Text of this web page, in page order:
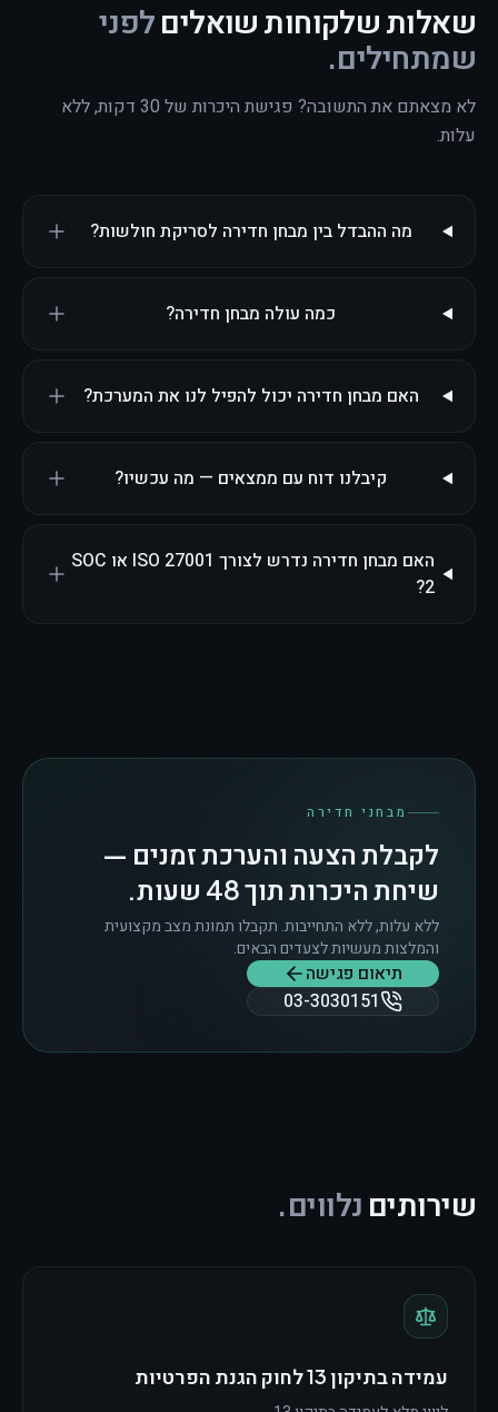
שאלות שלקוחות שואלים לפני
שמתחילים.
לא מצאתם את התשובה? פגישת היכרות של 30 דקות, ללא
עלות.
מה ההבדל בין מבחן חדירה לסריקת חולשות?
כמה עולה מבחן חדירה?
האם מבחן חדירה יכול להפיל לנו את המערכת?
קיבלנו דוח עם ממצאים — מה עכשיו?
האם מבחן חדירה נדרש לצורך ISO 27001 או SOC
2?
מבחני חדירה
לקבלת הצעה והערכת זמנים —
שיחת היכרות תוך 48 שעות.
ללא עלות, ללא התחייבות. תקבלו תמונת מצב מקצועית
והמלצות מעשיות לצעדים הבאים.
תיאום פגישה
03-3030151
שירותים נלווים.
עמידה בתיקון 13 לחוק הגנת הפרטיות